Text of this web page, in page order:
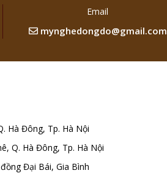
Email
mynghedongdo@gmail.com
Hà Đông, Tp. Hà Nội
Q. Hà Đông, Tp. Hà Nội
Đại Bái, Gia Bình